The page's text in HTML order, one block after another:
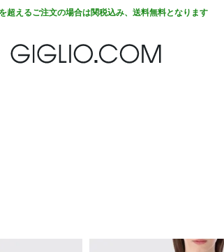
超えるご注文の場合は関税込み、送料無料となります